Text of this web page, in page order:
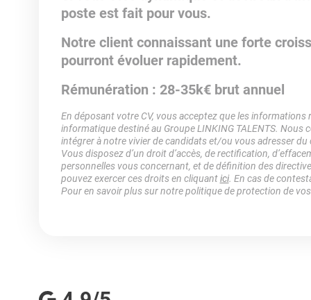
poste est fait pour vous.
Notre client connaissant une forte
pourront évoluer rapidement.
Rémunération : 28-35k€ brut annuel
En déposant votre CV, vous acceptez que les informations
informatique destiné au Groupe LINKING TALENTS.
intégrer à notre vivier de candidats et/ou vous adresser du
Vous disposez d’un droit d’accès, de rectification,
personnelles vous concernant, et de définition des
pouvez exercer ces droits en cliquantici. En cas de
Pour en savoir plus sur notre politique de protection de